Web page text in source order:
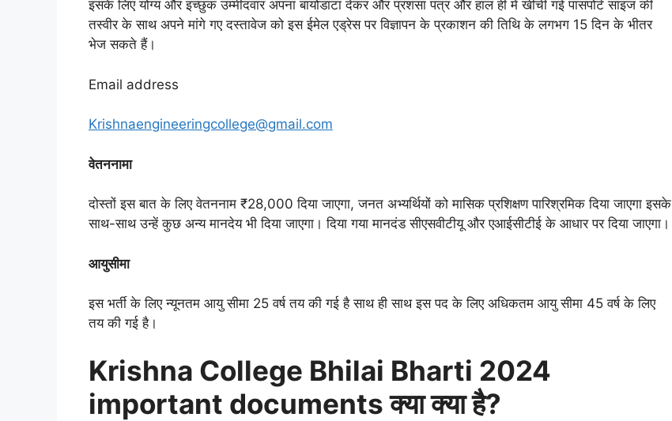
इसके लिए योग्य और इच्छुक उम्मीदवार अपना बायोडाटा देकर और प्रशंसा पत्र और हाल ही में खींची गई पासपोर्ट साइज की
तस्वीर के साथ अपने मांगे गए दस्तावेज को इस ईमेल एड्रेस पर विज्ञापन के प्रकाशन की तिथि के लगभग 15 दिन के भीतर
भेज सकते हैं।
Email address
Krishnaengineeringcollege@gmail.com
वेतननामा
दोस्तों इस बात के लिए वेतननाम ₹28,000 दिया जाएगा, जनत अभ्यर्थियों को मासिक प्रशिक्षण पारिश्रमिक दिया जाएगा इसके
साथ-साथ उन्हें कुछ अन्य मानदेय भी दिया जाएगा। दिया गया मानदंड सीएसवीटीयू और एआईसीटीई के आधार पर दिया जाएगा।
आयुसीमा
इस भर्ती के लिए न्यूनतम आयु सीमा 25 वर्ष तय की गई है साथ ही साथ इस पद के लिए अधिकतम आयु सीमा 45 वर्ष के लिए
तय की गई है।
Krishna College Bhilai Bharti 2024
important documents क्या क्या है?